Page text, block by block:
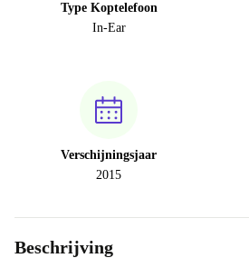
Type Koptelefoon
In-Ear
Verschijningsjaar
2015
Beschrijving